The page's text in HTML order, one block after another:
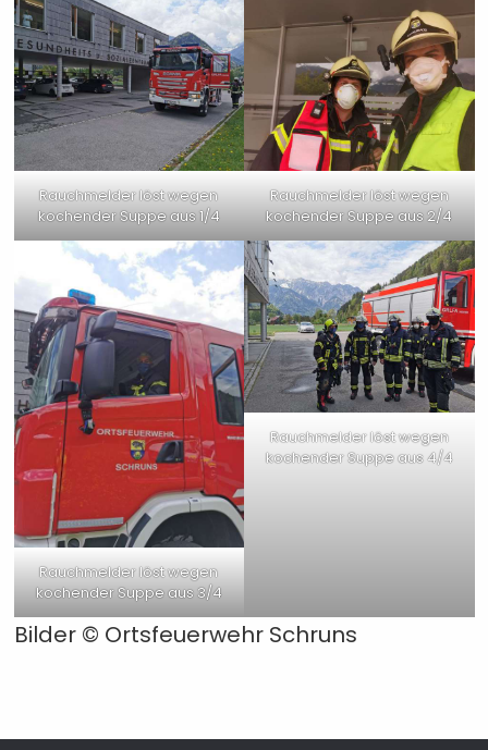
Rauchmelder löst wegen
kochender Suppe aus 1/4
Rauchmelder löst wegen
kochender Suppe aus 2/4
Rauchmelder löst wegen
kochender Suppe aus 3/4
Rauchmelder löst wegen
kochender Suppe aus 4/4
Bilder © Ortsfeuerwehr Schruns